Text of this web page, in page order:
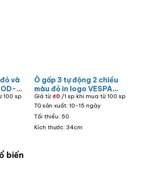
và
100 sp
Ô gấp 3 tự động 2 chiều
màu đỏ in logo VESPA
OD-05
Giá từ₫0 /1 sp khi mua từ 100 sp
TG sản xuất: 10-15 ngày
Tối thiểu: 50
Kích thước: 34cm
biến